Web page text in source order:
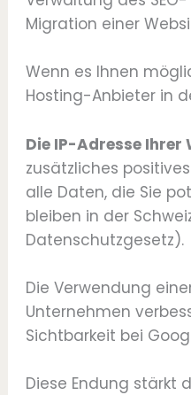
Migration einer
Wenn es Ihnen
Hosting-Anbieter in
Die IP-Adresse Ihrer
zusätzliches
alle Daten, die Sie
bleiben in der
Datenschutzgesetz).
Die Verwendung
Unternehmen
Sichtbarkeit bei
Diese Endung stärkt